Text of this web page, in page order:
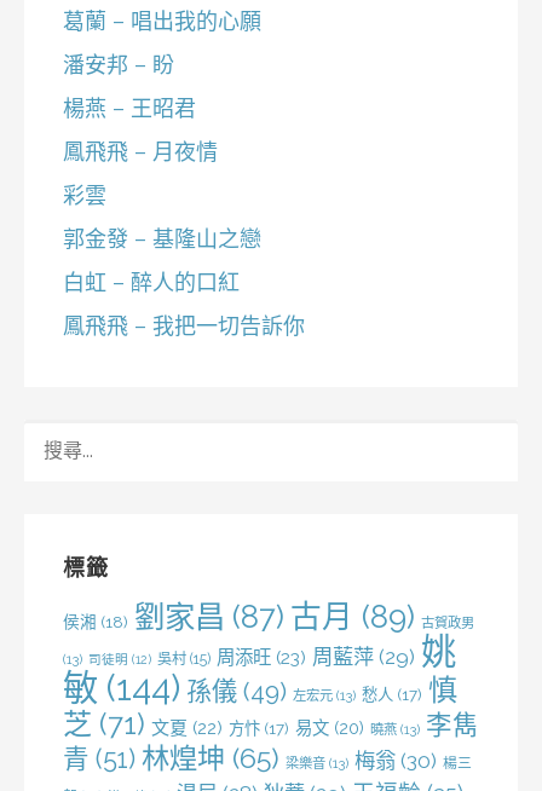
葛蘭 – 唱出我的心願
潘安邦 – 盼
楊燕 – 王昭君
鳳飛飛 – 月夜情
彩雲
郭金發 – 基隆山之戀
白虹 – 醉人的口紅
鳳飛飛 – 我把一切告訴你
標籤
侯湘 (18) 劉家昌 (87) 古月 (89) 古賀政男
(13) 司徒明 (12) 吳村 (15) 周添旺 (23) 周藍萍 (29) 姚
敏 (144) 孫儀 (49) 左宏元 (13) 愁人 (17) 慎
芝 (71) 文夏 (22) 方忭 (17) 易文 (20) 曉燕 (13) 李雋
青 (51) 林煌坤 (65) 梁樂音 (13) 梅翁 (30) 楊三